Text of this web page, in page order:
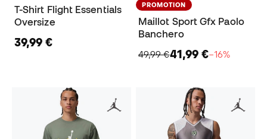
T-Shirt Flight Essentials
Oversize
39,99 €
PROMOTION
Maillot Sport Gfx Paolo
Banchero
49,99 €41,99 €−16%